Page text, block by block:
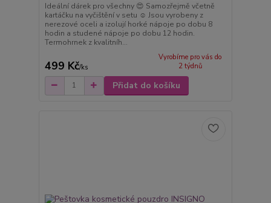
Ideální dárek pro všechny 😍 Samozřejmě včetně
kartáčku na vyčištění v setu ☺️ Jsou vyrobeny z
nerezové oceli a izolují horké nápoje po dobu 8
hodin a studené nápoje po dobu 12 hodin.
Termohrnek z kvalitníh...
499 Kč/ks
Vyrobíme pro vás do
2 týdnů
Přidat do košíku